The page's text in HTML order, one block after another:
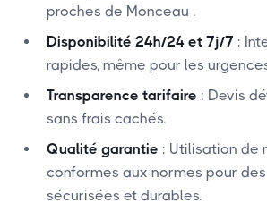
proches de Monceau .
Disponibilité 24h/24 et 7j/7 :
rapides, même pour les
Transparence tarifaire : Devis
sans frais cachés.
Qualité garantie : Utilisation de
conformes aux normes pour
sécurisées et durables.